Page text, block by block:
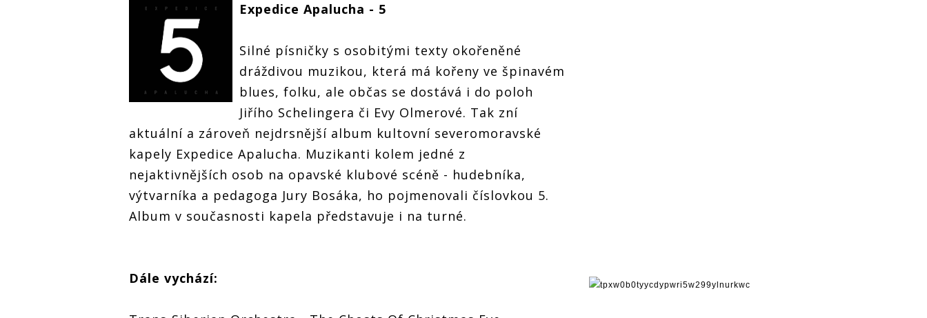
Expedice Apalucha - 5
Silné písničky s osobitými texty okořeněné
dráždivou muzikou, která má kořeny ve špinavém
blues, folku, ale občas se dostává i do poloh
Jiřího Schelingera či Evy Olmerové. Tak zní
aktuální a zároveň nejdrsnější album kultovní severomoravské
kapely Expedice Apalucha. Muzikanti kolem jedné z
nejaktivnějších osob na opavské klubové scéně - hudebníka,
výtvarníka a pedagoga Jury Bosáka, ho pojmenovali číslovkou 5.
Album v současnosti kapela představuje i na turné.
Dále vychází: